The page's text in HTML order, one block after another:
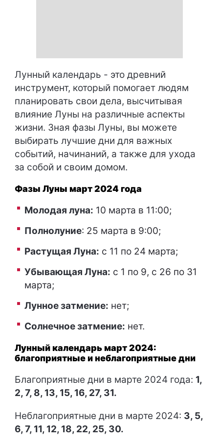
Лунный календарь - это древний
инструмент, который помогает людям
планировать свои дела, высчитывая
влияние Луны на различные аспекты
жизни. Зная фазы Луны, вы можете
выбирать лучшие дни для важных
событий, начинаний, а также для ухода
за собой и своим домом.
Фазы Луны март 2024 года
Молодая луна: 10 марта в 11:00;
Полнолуние: 25 марта в 9:00;
Растущая Луна: с 11 по 24 марта;
Убывающая Луна: с 1 по 9, с 26 по 31
марта;
Лунное затмение: нет;
Солнечное затмение: нет.
Лунный календарь март 2024:
благоприятные и неблагоприятные дни
Благоприятные дни в марте 2024 года: 1,
2, 7, 8, 13, 15, 16, 27, 31.
Неблагоприятные дни в марте 2024: 3, 5,
6, 7, 11, 12, 18, 22, 25, 30.